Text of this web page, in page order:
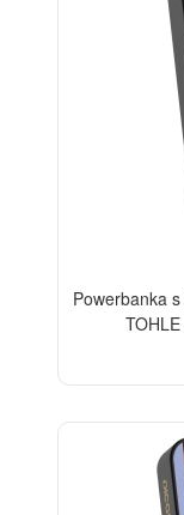
Powerbanka